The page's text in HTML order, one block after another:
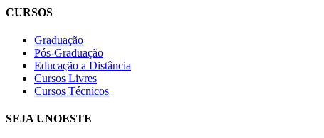
CURSOS
Graduação
Pós-Graduação
Educação a Distância
Cursos Livres
Cursos Técnicos
SEJA UNOESTE